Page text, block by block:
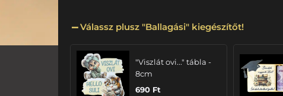
Válassz plusz "Ballagási" kiegészítőt!
"Viszlát ovi..." tábla -
8cm
690 Ft